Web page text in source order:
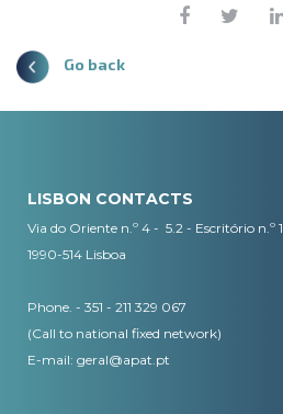
Go back
LISBON CONTACTS
Via do Oriente n.º 4 - 5.2 - Escritório n.º 1
1990-514 Lisboa
Phone. - 351 - 211 329 067
(Call to national fixed network)
​E-mail: geral@apat.pt